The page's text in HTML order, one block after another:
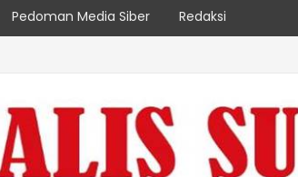
Pedoman Media Siber Redaksi